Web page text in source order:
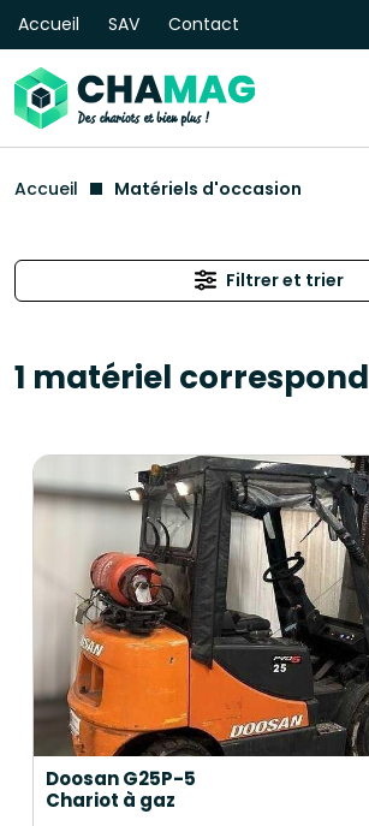
Accueil SAV Contact
Accueil Matériels d'occasion
Filtrer et trier
1 matériel correspond
Doosan G25P-5
Chariot à gaz